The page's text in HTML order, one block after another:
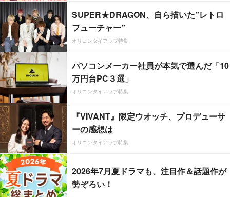
SUPER★DRAGON、自ら描いた”レトロ
フューチャー”
オリコンタイアップ特集
パソコンメーカー社員が本気で選んだ「10
万円台PC３選」
オリコンタイアップ特集
『VIVANT』限定ウオッチ、プロデューサ
ーの感想は
オリコンタイアップ特集
2026年7月夏ドラマも、注目作＆話題作が
勢ぞろい！